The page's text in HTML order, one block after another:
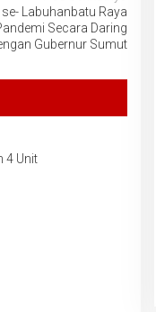
Labuhanbatu Raya
Secara Daring
Gubernur Sumut
4 Unit